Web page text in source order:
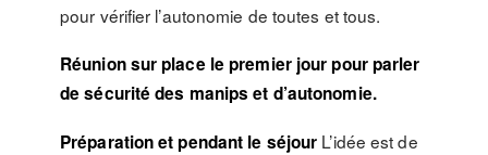
pour vérifier l’autonomie de toutes et tous.
Réunion sur place le premier jour pour parler
de sécurité des manips et d’autonomie.
Préparation et pendant le séjour L’idée est de